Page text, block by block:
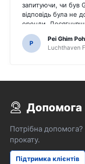
запитуючи, чи був
відповідь була не
оренди.
призначення, ми
автомобіль
жахливо, якби ми
P
Pei Ghim Poh
Luchthaven
Допомога
Потрібна допомога?
прокату.
Підтримка клієнтів